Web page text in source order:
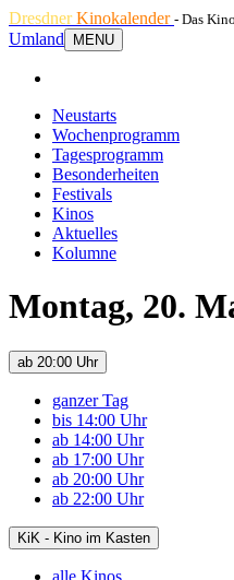
DresdnerKinokalender - Das
Umland
MENU
Neustarts
Wochenprogramm
Tagesprogramm
Besonderheiten
Festivals
Kinos
Aktuelles
Kolumne
Montag, 20.
ab 20:00 Uhr
ganzer Tag
bis 14:00 Uhr
ab 14:00 Uhr
ab 17:00 Uhr
ab 20:00 Uhr
ab 22:00 Uhr
KiK - Kino im Kasten
alle Kinos